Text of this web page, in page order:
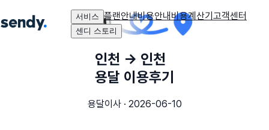
서비스 플랜안내비용안내비용계산기고객센터
센디 스토리
인천 → 인천
용달 이용후기
용달이사· 2026-06-10